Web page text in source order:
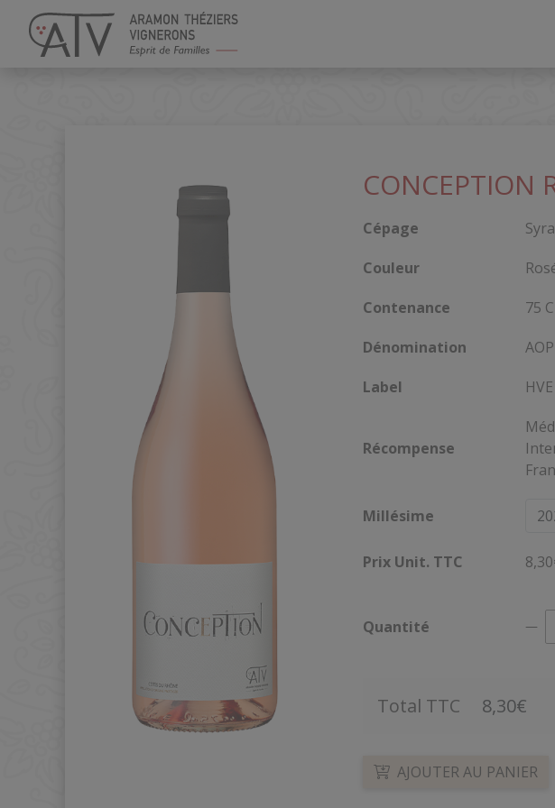
CONCEPTION
Cépage
Couleur
Contenance
75
Dénomination
Label
Récompense
Millésime
Prix Unit. TTC
Quantité
Total TTC 8,30€
AJOUTER AU PANIER
Panneau de gestion des cookies